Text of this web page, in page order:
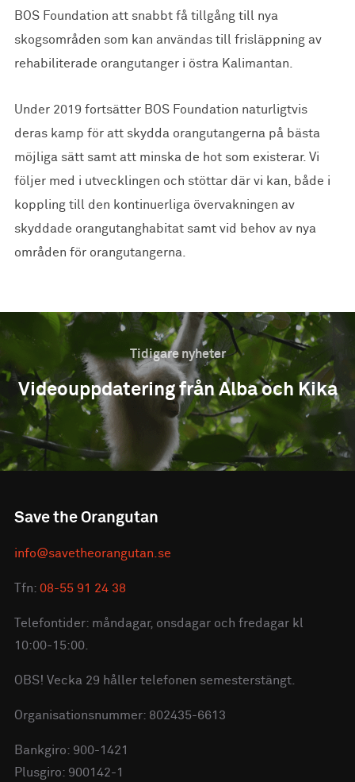
BOS Foundation att snabbt få tillgång till nya
skogsområden som kan användas till frisläppning av
rehabiliterade orangutanger i östra Kalimantan.
Under 2019 fortsätter BOS Foundation naturligtvis
deras kamp för att skydda orangutangerna på bästa
möjliga sätt samt att minska de hot som existerar. Vi
följer med i utvecklingen och stöttar där vi kan, både i
koppling till den kontinuerliga övervakningen av
skyddade orangutanghabitat samt vid behov av nya
områden för orangutangerna.
Tidigare nyheter
Videouppdatering från Alba och Kika
Save the Orangutan
info@savetheorangutan.se
Tfn: 08-55 91 24 38
Telefontider: måndagar, onsdagar och fredagar kl
10:00-15:00.
OBS! Vecka 29 håller telefonen semesterstängt.
Organisationsnummer: 802435-6613
Bankgiro: 900-1421
Plusgiro: 900142-1